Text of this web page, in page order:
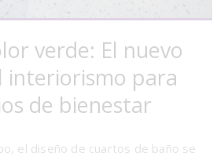
verde: El nuevo
interiorismo para
de bienestar
el diseño de cuartos de baño se